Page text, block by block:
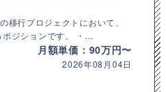
移行プロジェクトにおいて、
ジションです。 ・...
月額単価：90万円〜
2026年08月04日